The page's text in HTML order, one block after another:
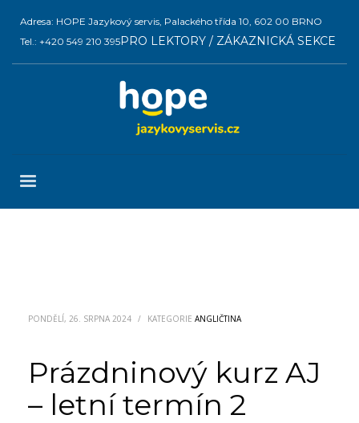
Adresa: HOPE Jazykový servis, Palackého třída 10, 602 00 BRNO
Tel.: +420 549 210 395PRO LEKTORY / ZÁKAZNICKÁ SEKCE
PONDĚLÍ, 26. SRPNA 2024 / KATEGORIE ANGLIČTINA
Prázdninový kurz AJ
– letní termín 2